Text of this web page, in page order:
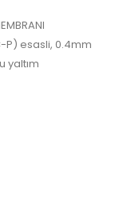
P) esasli, 0.4mm
yaltım